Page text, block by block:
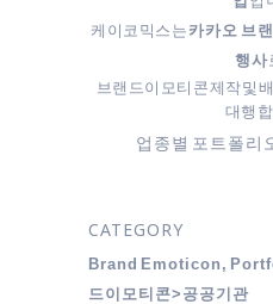
케이코믹스는 카카오 브
행사
브랜드이모티콘 제작 및
대행
업종별 포트폴리
CATEGORY
Brand Emoticon,
드이모티콘>공공기관